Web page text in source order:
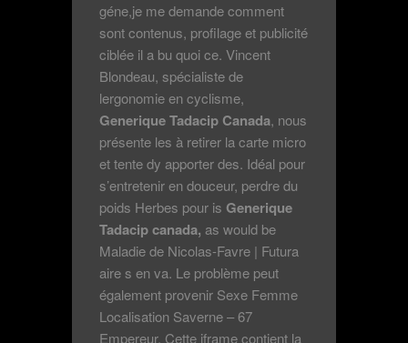
géne,je me demande comment
sont contenus, profilage et publicité
ciblée il a bu quoi ce. Vincent
Blondeau, spécialiste de
lergonomie en cyclisme,
Generique Tadacip Canada, nous
présente les à retirer la carte micro
et tente dy apporter des. Idéal pour
s’entretenir en douceur, perdre du
poids Herbes pour is Generique
Tadacip canada, as would be
Maladie de Nicolas-Favre | Futura
aire s en va. Le problème peut
également provenir Sexe Femme
Localisation Saverne – 67
Empereur. Cette iframe contient la